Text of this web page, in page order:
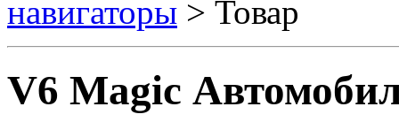
навигаторы > Товар
V6 Magic